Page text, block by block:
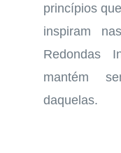
princípios
inspiram
Redondas
mantém
daquelas.